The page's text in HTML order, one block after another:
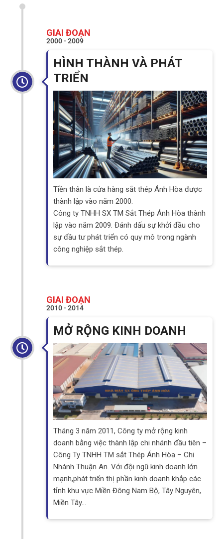
GIAI ĐOẠN
2000 - 2009
HÌNH THÀNH VÀ PHÁT
TRIỂN
Tiền thân là cửa hàng sắt thép Ánh Hòa được
thành lập vào năm 2000.
Công ty TNHH SX TM Sắt Thép Ánh Hòa thành
lập vào năm 2009. Đánh dấu sự khởi đầu cho
sự đầu tư phát triển có quy mô trong ngành
công nghiệp sắt thép.
GIAI ĐOẠN
2010 - 2014
MỞ RỘNG KINH DOANH
Tháng 3 năm 2011, Công ty mở rộng kinh
doanh bằng việc thành lập chi nhánh đầu tiên –
Công Ty TNHH TM sắt Thép Ánh Hòa – Chi
Nhánh Thuận An. Với đội ngũ kinh doanh lớn
mạnh,phát triển thị phần kinh doanh khắp các
tỉnh khu vực Miền Đông Nam Bộ, Tây Nguyên,
Miền Tây…